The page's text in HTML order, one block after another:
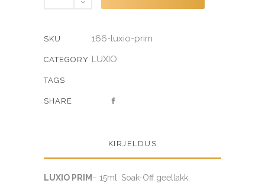
SKU 166-luxio-prim
CATEGORY LUXIO
TAGS
SHARE
KIRJELDUS
LUXIO PRIM – 15ml. Soak-Off geellakk.